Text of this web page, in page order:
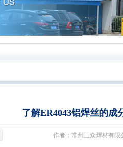
了解ER4043铝焊丝的成
作者：常州三众焊材有限